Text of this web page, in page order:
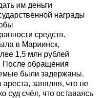
им деньги
награды
средств.
в Мариинск,
1,5 млн рублей
После обращения
были задержаны.
заявляя, что не
суд счёл, что оставаясь